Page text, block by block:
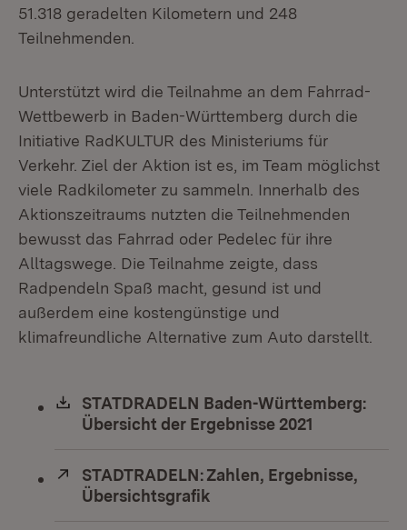
51.318 geradelten Kilometern und 248
Teilnehmenden.
Unterstützt wird die Teilnahme an dem Fahrrad-
Wettbewerb in Baden-Württemberg durch die
Initiative RadKULTUR des Ministeriums für
Verkehr. Ziel der Aktion ist es, im Team möglichst
viele Radkilometer zu sammeln. Innerhalb des
Aktionszeitraums nutzten die Teilnehmenden
bewusst das Fahrrad oder Pedelec für ihre
Alltagswege. Die Teilnahme zeigte, dass
Radpendeln Spaß macht, gesund ist und
außerdem eine kostengünstige und
klimafreundliche Alternative zum Auto darstellt.
Download:
STATDRADELN Baden-Württemberg:
Übersicht der Ergebnisse 2021
Extern:
STADTRADELN: Zahlen, Ergebnisse,
Übersichtsgrafik